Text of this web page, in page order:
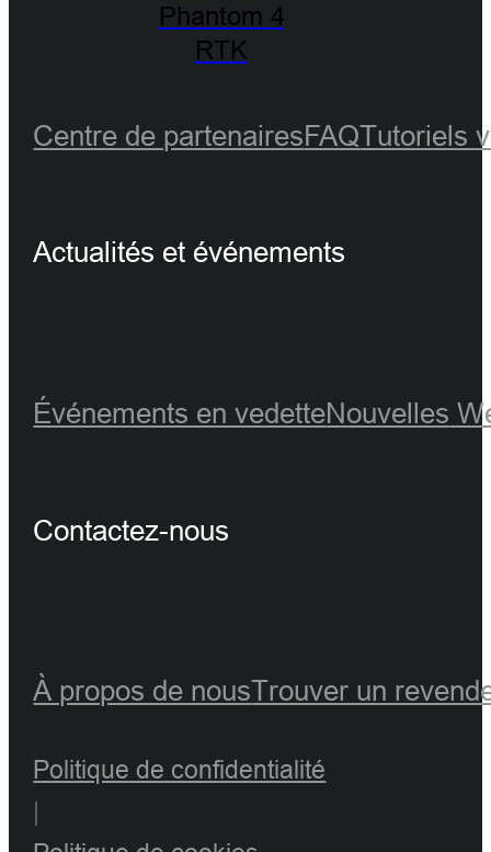
Phantom 4
RTK
Centre de partenairesFAQTutoriels
Actualités et événements
Événements en vedetteNouvelles
Contactez-nous
À propos de nousTrouver un
Politique de confidentialité
|